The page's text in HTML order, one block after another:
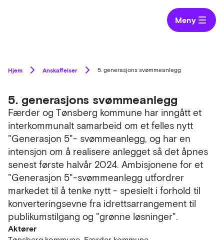
Meny
Hjem Anskaffelser 5. generasjons svømmeanlegg
5. generasjons svømmeanlegg
Færder og Tønsberg kommune har inngått et
interkommunalt samarbeid om et felles nytt
"Generasjon 5"- svømmeanlegg, og har en
intensjon om å realisere anlegget så det åpnes
senest første halvår 2024. Ambisjonene for et
"Generasjon 5"-svømmeanlegg utfordrer
markedet til å tenke nytt - spesielt i forhold til
konverteringsevne fra idrettsarrangement til
publikumstilgang og "grønne løsninger".
Aktører